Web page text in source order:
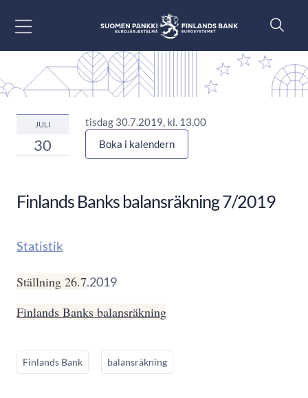
JULI
30
tisdag 30.7.2019, kl. 13.00
Boka i kalendern
Finlands Banks balansräkning 7/2019
Statistik
Ställning 26.7.2019
Finlands Banks balansräkning
Finlands Bank balansräkning